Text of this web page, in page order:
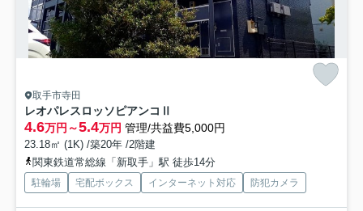
取手市寺田
レオパレスロッソピアンコⅡ
4.6万円～5.4万円 管理/共益費5,000円
23.18㎡ (1K) /築20年 /2階建
関東鉄道常総線「新取手」駅 徒歩14分
駐輪場 宅配ボックス インターネット対応 防犯カメラ